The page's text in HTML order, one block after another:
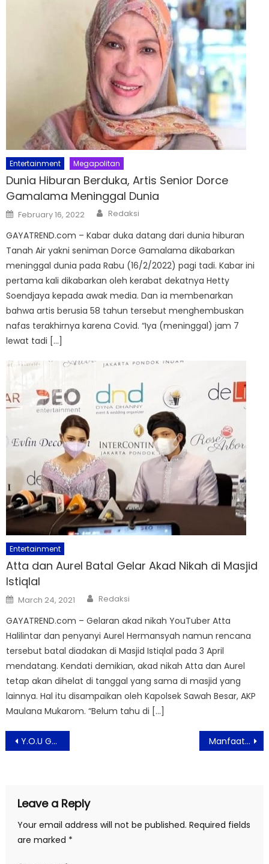
Entertainment Megapolitan
Dunia Hiburan Berduka, Artis Senior Dorce
Gamalama Meninggal Dunia
Posted
on
February 16, 2022 Author
Redaksi
GAYATREND.com – Kabar duka datang dari dunia hiburan
Tanah Air yakni seniman Dorce Gamalama dikabarkan
meninggal dunia pada Rabu (16/2/2022) pagi tadi. Kabar ini
pertama kali dikabarkan oleh kerabat dekatnya Hetty
Soendjaya kepada awak media. Dan ia membenarkan
bahwa artis berusia 58 tahun tersebut menghembuskan
nafas terakhirnya karena Covid. “Iya (meninggal) jam 7
lewat tadi […]
Entertainment
Atta dan Aurel Batal Gelar Akad Nikah di Masjid
Istiqlal
Posted
on
March 24, 2021 Author
Redaksi
GAYATREND.com – Gelaran akad nikah YouTuber Atta
Halilintar dan penyanyi Aurel Hermansyah namun rencana
tersebut batal diadakan di Masjid Istiqlal pada 3 April
mendatang. Kendati demikian, akad nikah Atta dan Aurel
tetap akan dihelat di tanggal yang sama di masjid yang
lainnya. Hal itu disampaikan oleh Kapolsek Sawah Besar, AKP
Maulana Mukarom. “Belum tahu di […]
Post
navigation
Y.O.U Golden Age Serum menjadi Produk Favoritnya Anti-Aging Serum di Indonesia Manfaat Buah Mengkudu Untuk Kesehatan
Leave a Reply
Your email address will not be published. Required fields
are marked *